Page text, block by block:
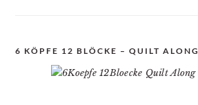
6 KÖPFE 12 BLÖCKE – QUILT ALONG